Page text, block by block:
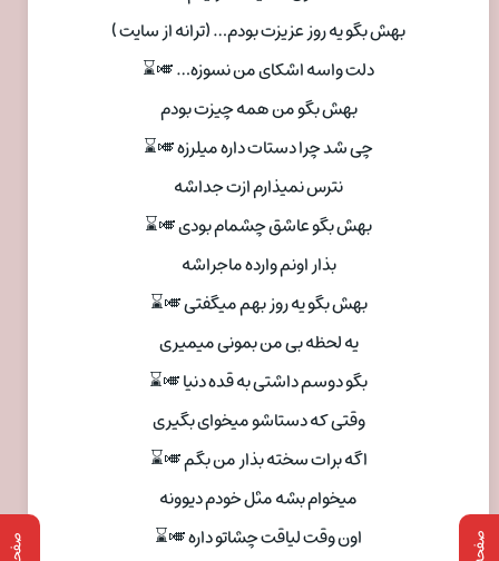
بهش بگو یه روز عزیزت بودم… (ترانه از سایت )
دلت واسه اشکای من نسوزه… 🎺⌛
بهش بگو من همه چیزت بودم
چی شد چرا دستات داره میلرزه 🎺⌛
نترس نمیذارم ازت جداشه
بهش بگو عاشق چشمام بودی 🎺⌛
بذار اونم وارده ماجراشه
بهش بگو یه روز بهم میگفتی 🎺⌛
یه لحظه بی من بمونی میمیری
بگو دوسم داشتی به قده دنیا 🎺⌛
وقتی که دستاشو میخوای بگیری
اگه برات سخته بذار من بگم 🎺⌛
میخوام بشه مثل خودم دیوونه
اون وقت لیاقت چشاتو داره 🎺⌛